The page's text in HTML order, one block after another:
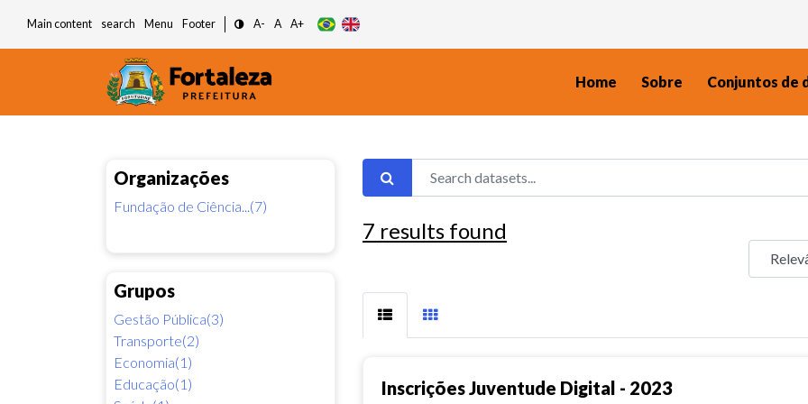
Main content search Menu Footer A- A A+
Home Sobre Conjuntos de
Organizações
Fundação de Ciência...(7)
Grupos
Gestão Pública(3)
Transporte(2)
Economia(1)
Educação(1)
7 results found
Inscrições Juventude Digital - 2023